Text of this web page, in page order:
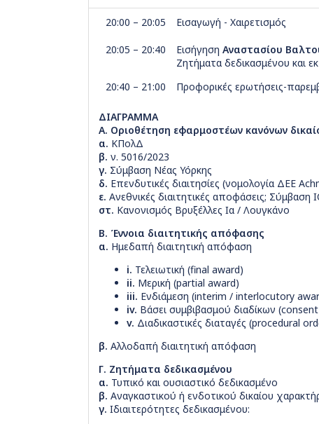
20:00 – 20:05 Εισαγωγή - Χαιρετισμός
20:05 – 20:40 Εισήγηση Αναστασίου
Ζητήματα δεδικασμένου και
20:40 – 21:00
Προφορικές ερωτήσεις-
ΔΙΑΓΡΑΜΜΑ
Α. Οριοθέτηση εφαρμοστέων κανόνων
α. ΚΠολΔ
β. ν. 5016/2023
γ. Σύμβαση Νέας Υόρκης
δ. Επενδυτικές διαιτησίες (νομολογία ΔΕΕ
ε. Ανεθνικές διαιτητικές αποφάσεις; Σύμβαση
στ. Κανονισμός Βρυξέλλες Ια / Λουγκάνο
Β. Έννοια διαιτητικής απόφασης
α. Ημεδαπή διαιτητική απόφαση
i. Τελειωτική (final award)
ii. Μερική (partial award)
iii. Ενδιάμεση (interim / interlocutory
iv. Βάσει συμβιβασμού διαδίκων
v. Διαδικαστικές διαταγές (procedural
β. Αλλοδαπή διαιτητική απόφαση
Γ. Ζητήματα δεδικασμένου
α. Τυπικό και ουσιαστικό δεδικασμένο
β. Αναγκαστικού ή ενδοτικού δικαίου
γ. Ιδιαιτερότητες δεδικασμένου: